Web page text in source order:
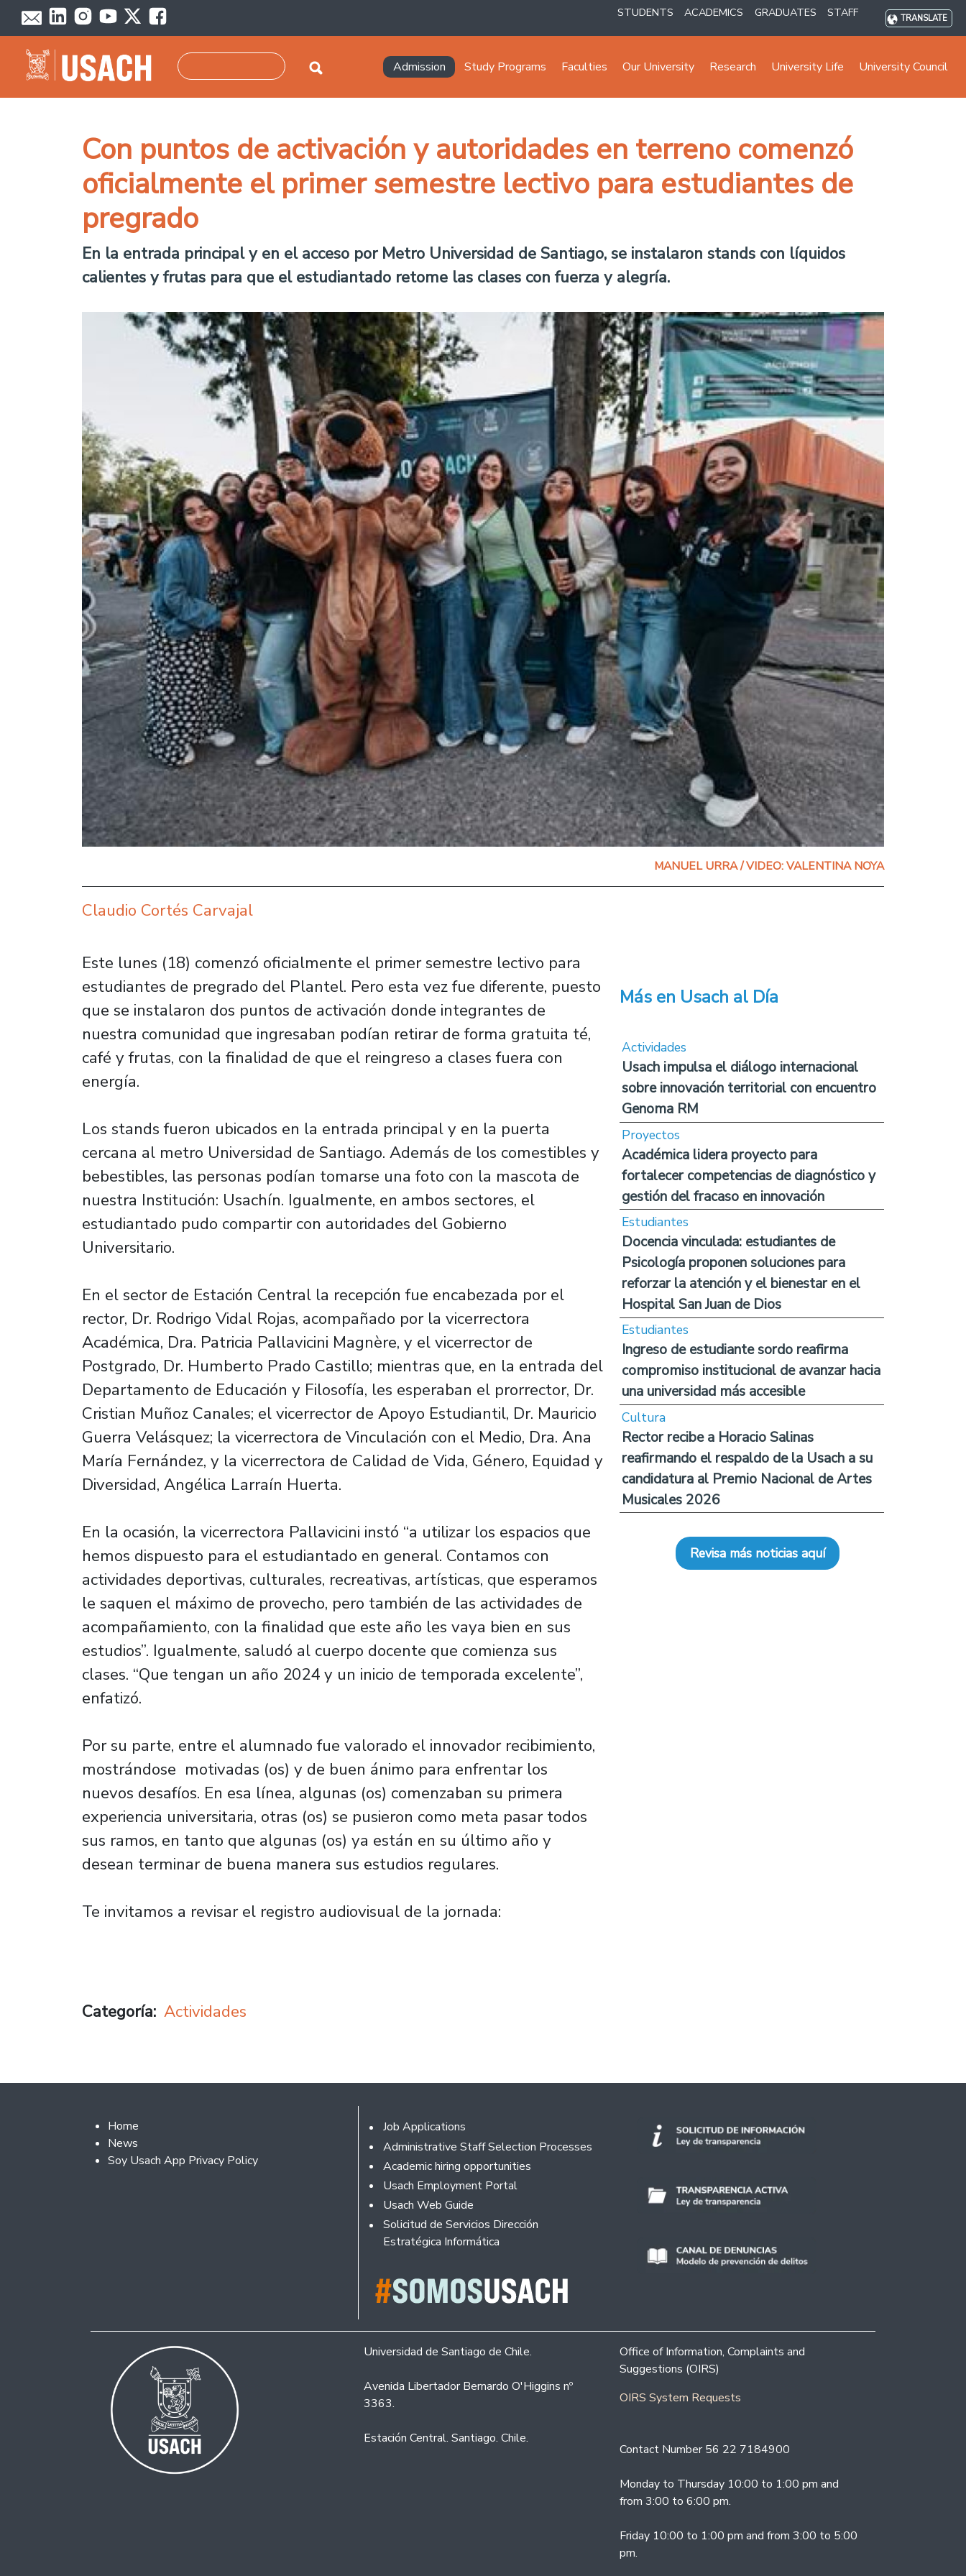
Skip to main content STUDENTS ACADEMICS GRADUATES STAFF TRANSLATE
Navegación principal
Admission Study Programs Faculties Our University Research University Life University Council
Con puntos de activación y autoridades en terreno comenzó
oficialmente el primer semestre lectivo para estudiantes de
pregrado
En la entrada principal y en el acceso por Metro Universidad de Santiago, se instalaron stands con líquidos
calientes y frutas para que el estudiantado retome las clases con fuerza y alegría.
MANUEL URRA / VIDEO: VALENTINA NOYA
Claudio Cortés Carvajal
Este lunes (18) comenzó oficialmente el primer semestre lectivo para
estudiantes de pregrado del Plantel. Pero esta vez fue diferente, puesto
que se instalaron dos puntos de activación donde integrantes de
nuestra comunidad que ingresaban podían retirar de forma gratuita té,
café y frutas, con la finalidad de que el reingreso a clases fuera con
energía.
Los stands fueron ubicados en la entrada principal y en la puerta
cercana al metro Universidad de Santiago. Además de los comestibles y
bebestibles, las personas podían tomarse una foto con la mascota de
nuestra Institución: Usachín. Igualmente, en ambos sectores, el
estudiantado pudo compartir con autoridades del Gobierno
Universitario.
En el sector de Estación Central la recepción fue encabezada por el
rector, Dr. Rodrigo Vidal Rojas, acompañado por la vicerrectora
Académica, Dra. Patricia Pallavicini Magnère, y el vicerrector de
Postgrado, Dr. Humberto Prado Castillo; mientras que, en la entrada del
Departamento de Educación y Filosofía, les esperaban el prorrector, Dr.
Cristian Muñoz Canales; el vicerrector de Apoyo Estudiantil, Dr. Mauricio
Guerra Velásquez; la vicerrectora de Vinculación con el Medio, Dra. Ana
María Fernández, y la vicerrectora de Calidad de Vida, Género, Equidad y
Diversidad, Angélica Larraín Huerta.
En la ocasión, la vicerrectora Pallavicini instó “a utilizar los espacios que
hemos dispuesto para el estudiantado en general. Contamos con
actividades deportivas, culturales, recreativas, artísticas, que esperamos
le saquen el máximo de provecho, pero también de las actividades de
acompañamiento, con la finalidad que este año les vaya bien en sus
estudios”. Igualmente, saludó al cuerpo docente que comienza sus
clases. “Que tengan un año 2024 y un inicio de temporada excelente”,
enfatizó.
Por su parte, entre el alumnado fue valorado el innovador recibimiento,
mostrándose motivadas (os) y de buen ánimo para enfrentar los
nuevos desafíos. En esa línea, algunas (os) comenzaban su primera
experiencia universitaria, otras (os) se pusieron como meta pasar todos
sus ramos, en tanto que algunas (os) ya están en su último año y
desean terminar de buena manera sus estudios regulares.
Te invitamos a revisar el registro audiovisual de la jornada:
Categoría Actividades
Más en Usach al Día
Actividades
Usach impulsa el diálogo internacional
sobre innovación territorial con encuentro
Genoma RM
Proyectos
Académica lidera proyecto para
fortalecer competencias de diagnóstico y
gestión del fracaso en innovación
Estudiantes
Docencia vinculada: estudiantes de
Psicología proponen soluciones para
reforzar la atención y el bienestar en el
Hospital San Juan de Dios
Estudiantes
Ingreso de estudiante sordo reafirma
compromiso institucional de avanzar hacia
una universidad más accesible
Cultura
Rector recibe a Horacio Salinas
reafirmando el respaldo de la Usach a su
candidatura al Premio Nacional de Artes
Musicales 2026
Revisa más noticias aquí
Footer 2
Home
News
Soy Usach App Privacy Policy
Footer
Job Applications
Administrative Staff Selection Processes
Academic hiring opportunities
Usach Employment Portal
Usach Web Guide
Solicitud de Servicios Dirección
Estratégica Informática
Universidad de Santiago de Chile.
Avenida Libertador Bernardo O'Higgins nº
3363.
Estación Central. Santiago. Chile.
Office of Information, Complaints and
Suggestions (OIRS)
OIRS System Requests
Contact Number 56 22 7184900
Monday to Thursday 10:00 to 1:00 pm and
from 3:00 to 6:00 pm.
Friday 10:00 to 1:00 pm and from 3:00 to 5:00
pm.